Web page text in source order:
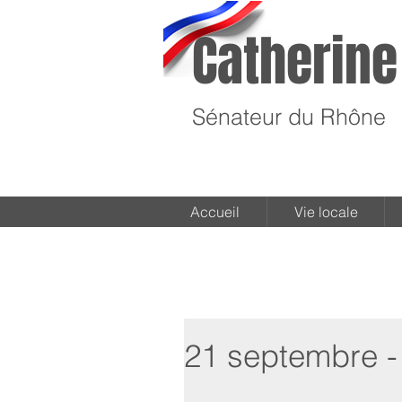
Sénateur du Rhône
Accueil Vie locale
21 septembre